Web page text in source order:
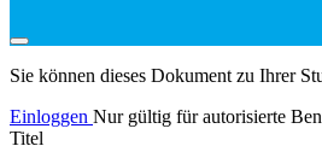
Sie können dieses Dokument zu Ihrer
Einloggen Nur gültig für autorisierte
Titel